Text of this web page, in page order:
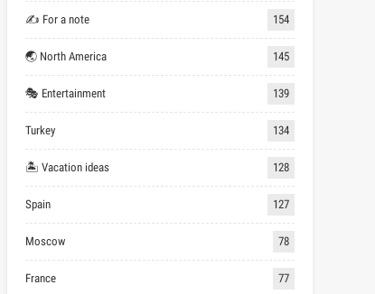
✍ For a note 154
🌏 North America 145
🎭 Entertainment 139
Turkey 134
🏝 Vacation ideas 128
Spain 127
Moscow 78
France 77